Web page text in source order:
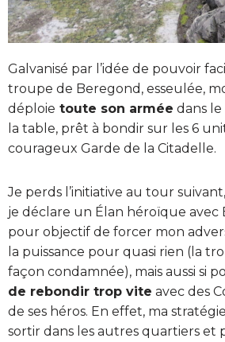
Galvanisé par l’idée de pouvoir
troupe de Beregond, esseulée,
déploie toute son armée dans
la table, prêt à bondir sur les 6
courageux Garde de la Citadelle.
Je perds l’initiative au tour
je déclare un Élan héroïque avec
pour objectif de forcer mon
la puissance pour quasi rien (la
façon condamnée), mais aussi si
de rebondir trop vite avec des
de ses héros. En effet, ma
sortir dans les autres quartiers et